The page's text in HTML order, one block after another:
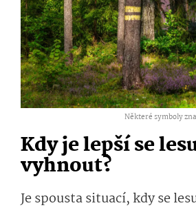
Některé symboly
Kdy je lepší se
vyhnout?
Je spousta situací, kdy se